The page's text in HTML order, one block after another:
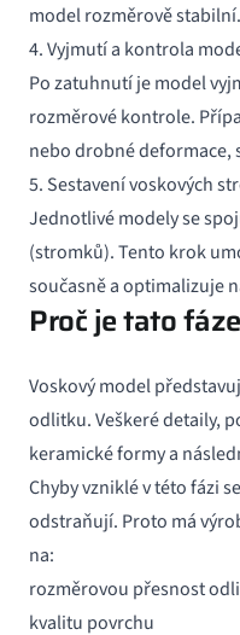
model rozměrově stabilní.
4. Vyjmutí a kontrola
Po zatuhnutí je model
rozměrové kontrole.
nebo drobné deformace,
5. Sestavení voskových
Jednotlivé modely se
(stromků). Tento krok
současně a optimalizuje
Proč je tato
Voskový model
odlitku. Veškeré detaily,
keramické formy a
Chyby vzniklé v této fázi
odstraňují. Proto má
na:
rozměrovou přesnost
kvalitu povrchu